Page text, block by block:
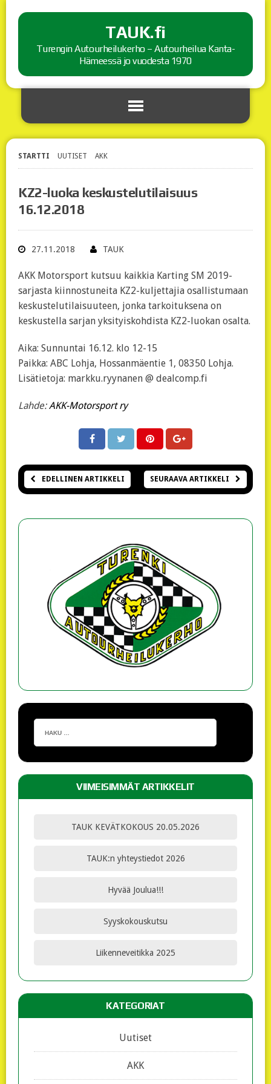
TAUK.fi
Turengin Autourheilukerho – Autourheilua Kanta-
Hämeessä jo vuodesta 1970
STARTTI UUTISET AKK
KZ2-luoka keskustelutilaisuus
16.12.2018
27.11.2018 TAUK
AKK Motorsport kutsuu kaikkia Karting SM 2019-
sarjasta kiinnostuneita KZ2-kuljettajia osallistumaan
keskustelutilaisuuteen, jonka tarkoituksena on
keskustella sarjan yksityiskohdista KZ2-luokan osalta.
Aika: Sunnuntai 16.12. klo 12-15
Paikka: ABC Lohja, Hossanmäentie 1, 08350 Lohja.
Lisätietoja: markku.ryynanen @ dealcomp.fi
Lahde:AKK-Motorsport ry
EDELLINEN ARTIKKELI SEURAAVA ARTIKKELI
VIIMEISIMMÄT ARTIKKELIT
TAUK KEVÄTKOKOUS 20.05.2026
TAUK:n yhteystiedot 2026
Hyvää Joulua!!!
Syyskokouskutsu
Liikenneveitikka 2025
KATEGORIAT
Uutiset
AKK